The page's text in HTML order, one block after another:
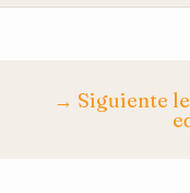
→ Siguiente